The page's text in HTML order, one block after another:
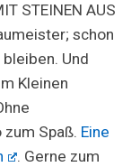
STEINEN AUS
schon
Und
Kleinen
Spaß. Eine
. Gerne zum